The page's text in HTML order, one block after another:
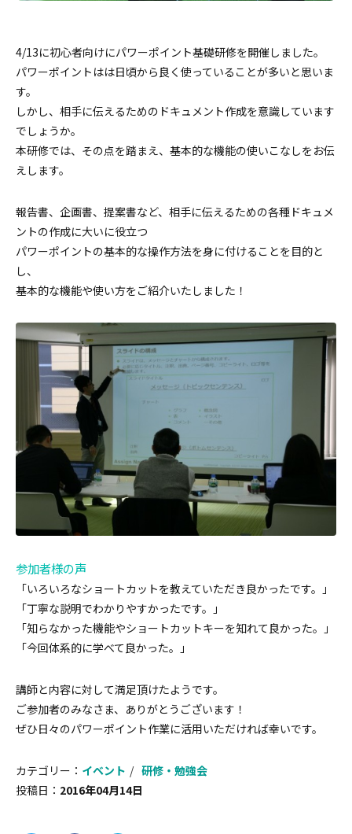
4/13に初心者向けにパワーポイント基礎研修を開催しました。
パワーポイントはは日頃から良く使っていることが多いと思いま
す。
しかし、相手に伝えるためのドキュメント作成を意識しています
でしょうか。
本研修では、その点を踏まえ、基本的な機能の使いこなしをお伝
えします。
報告書、企画書、提案書など、相手に伝えるための各種ドキュメ
ントの作成に大いに役立つ
パワーポイントの基本的な操作方法を身に付けることを目的と
し、
基本的な機能や使い方をご紹介いたしました！
参加者様の声
「いろいろなショートカットを教えていただき良かったです。」
「丁寧な説明でわかりやすかったです。」
「知らなかった機能やショートカットキーを知れて良かった。」
「今回体系的に学べて良かった。」
講師と内容に対して満足頂けたようです。
ご参加者のみなさま、ありがとうございます！
ぜひ日々のパワーポイント作業に活用いただければ幸いです。
カテゴリー： イベント
研修・勉強会
投稿日： 2016年04月14日